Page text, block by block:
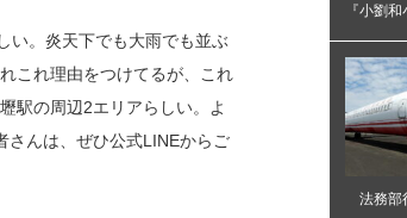
い。炎天下でも大雨でも並ぶ
これ理由をつけてるが、これ
駅の周辺2エリアらしい。よ
さんは、ぜひ公式LINEからご
『小劉
法務部